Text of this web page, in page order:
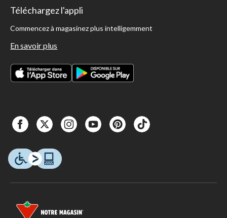
Téléchargez l'appli
Commencez à magasinez plus intelligemment
En savoir plus